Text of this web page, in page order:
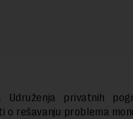
Udruženja privatnih
o rešavanju problema